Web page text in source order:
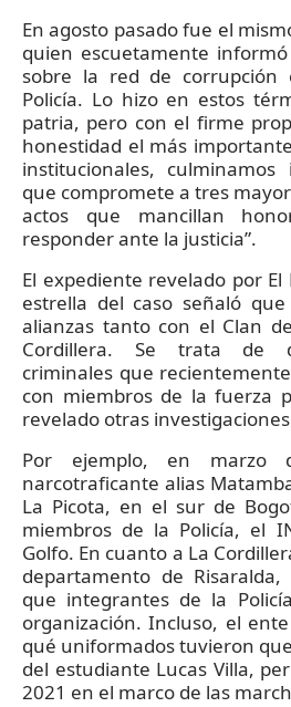
En agosto pasado fue el
quien escuetamente
sobre la red de
Policía. Lo hizo en estos
patria, pero con el firme
honestidad el más
institucionales, culminamos
que compromete a tres
actos que mancillan
responder ante la justicia”.
El expediente revelado por
estrella del caso señaló
alianzas tanto con el Clan
Cordillera. Se trata de
criminales que
con miembros de la fuerza
revelado otras
Por ejemplo, en marzo
narcotraficante alias
La Picota, en el sur de
miembros de la Policía, el
Golfo. En cuanto a La
departamento de
que integrantes de la
organización. Incluso, el
qué uniformados tuvieron
del estudiante Lucas Villa,
2021 en el marco de las